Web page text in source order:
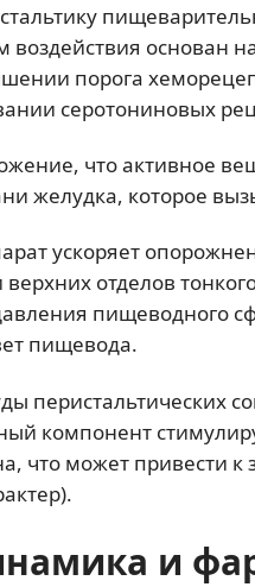
основан
порога
серотониновых
что активное
желудка, которое
ускоряет
отделов
пищеводного
пищевода.
перистальтических
компонент
что может привести
и